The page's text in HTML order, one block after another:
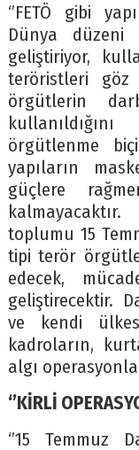
‘’FETÖ gibi
Dünya
geliştiriyor,
teröristleri
örgütlerin
örgütlenme
yapıların
güçlere
toplumu 15
tipi terör
edecek,
geliştirecektir.
ve kendi
kadroların,
algı
‘’KİRLİ
‘’15 Temmuz